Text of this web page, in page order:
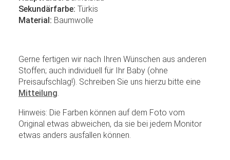
Sekundärfarbe: Türkis
Material: Baumwolle
Gerne fertigen wir nach Ihren Wünschen aus anderen
Stoffen; auch individuell für Ihr Baby (ohne
Preisaufschlag!). Schreiben Sie uns hierzu bitte eine
Mitteilung
Hinweis: Die Farben können auf dem Foto vom
Original etwas abweichen, da sie bei jedem Monitor
etwas anders ausfallen können.